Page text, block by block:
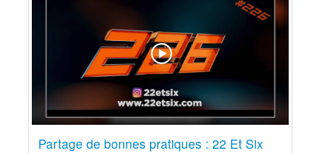
Partage de bonnes pratiques : 22 Et Six